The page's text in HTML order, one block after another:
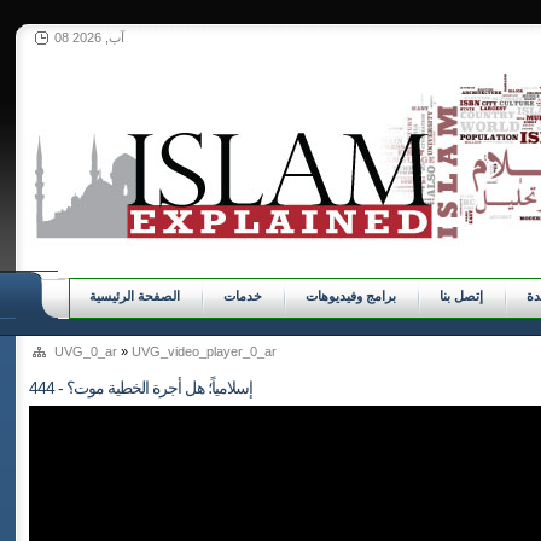
08 آب, 2026
الصفحة الرئيسية خدمات برامج وفيديوهات إتصل بنا
UVG_0_ar » UVG_video_player_0_ar
444 - إسلامياً؛ هل أجرة الخطية موت؟